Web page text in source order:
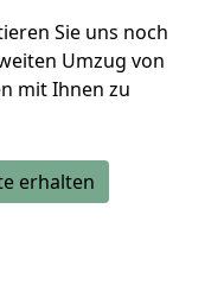
Sie uns noch
Umzug von
mit Ihnen zu
erhalten